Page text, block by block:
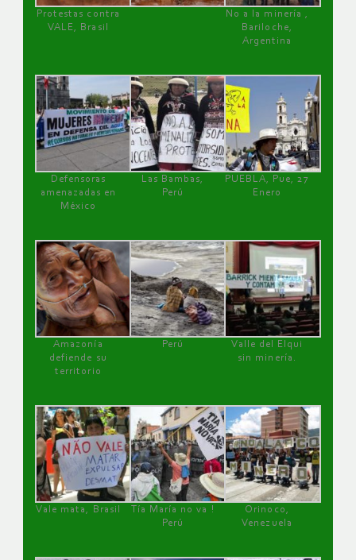
Protestas contra
VALE, Brasil
No a la minería ,
Bariloche,
Argentina
Defensoras
amenazadas en
México
Las Bambas,
Perú
PUEBLA, Pue, 27
Enero
Amazonía
defiende su
territorio
Perú
Valle del Elqui
sin minería.
Vale mata, Brasil
Tía María no va !
Perú
Orinoco,
Venezuela